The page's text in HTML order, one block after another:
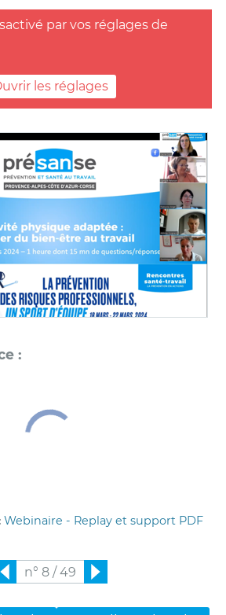
par vos réglages de
les réglages
Webinaire - Replay et support PDF
Précédent
n° 8 / 49 Suivant